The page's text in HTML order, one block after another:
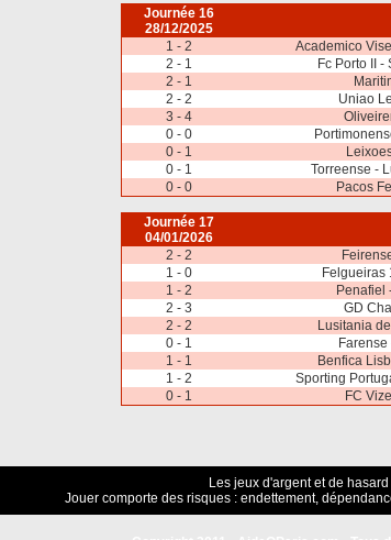
Journée 16
28/12/2025
1 - 2
Academico
2 - 1
Fc Porto II -
2 - 1
2 - 2
Uniao
3 - 4
0 - 0
0 - 1
0 - 1
Torreense -
0 - 0
Pacos
Journée 17
04/01/2026
2 - 2
1 - 0
Felgueiras
1 - 2
Penafiel
2 - 3
GD
2 - 2
Lusitania
0 - 1
1 - 1
Benfica
1 - 2
Sporting
0 - 1
FC
Les jeux d'argent et de
Jouer comporte des risques : endettement,